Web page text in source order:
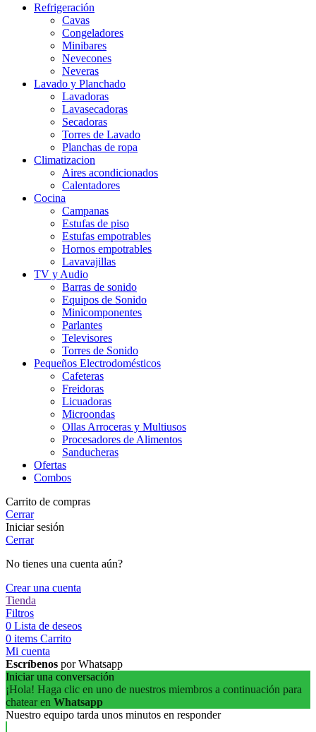
Refrigeración
Cavas
Congeladores
Minibares
Nevecones
Neveras
Lavado y Planchado
Lavadoras
Lavasecadoras
Secadoras
Torres de Lavado
Planchas de ropa
Climatizacion
Aires acondicionados
Calentadores
Cocina
Campanas
Estufas de piso
Estufas empotrables
Hornos empotrables
Lavavajillas
TV y Audio
Barras de sonido
Equipos de Sonido
Minicomponentes
Parlantes
Televisores
Torres de Sonido
Pequeños Electrodomésticos
Cafeteras
Freidoras
Licuadoras
Microondas
Ollas Arroceras y Multiusos
Procesadores de Alimentos
Sanducheras
Ofertas
Combos
Carrito de compras
Cerrar
Iniciar sesión
Cerrar
No tienes una cuenta aún?
Crear una cuenta
Tienda
Filtros
0 Lista de deseos
0 items Carrito
Mi cuenta
Escríbenos por Whatsapp
Iniciar una conversación
¡Hola! Haga clic en uno de nuestros miembros a continuación para
chatear en Whatsapp
Nuestro equipo tarda unos minutos en responder